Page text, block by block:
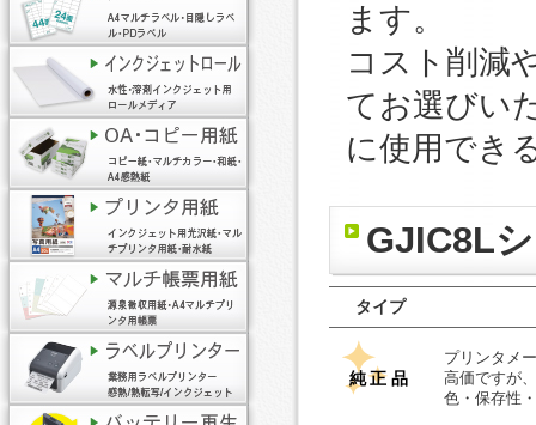
ます。
コスト削減
てお選びい
に使用でき
GJIC8L
タイプ
純正品
プリンタメ
高価ですが
色・保存性